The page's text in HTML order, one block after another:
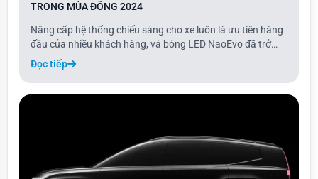
TRONG MÙA ĐÔNG 2024
Nâng cấp hệ thống chiếu sáng cho xe luôn là ưu tiên hàng
đầu của nhiều khách hàng, và bóng LED NaoEvo đã trở
thành lựa chọn phổ biến nhờ chất lượng vượt trội và độ
bền cao. Với khả năng chiếu sáng mạnh mẽ và thiết kế
hiện đại, các dòng bóng LED NaoEvo đáp
Đọc tiếp